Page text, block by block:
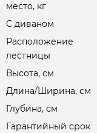
место, кг
С диваном
Расположение
лестницы
Высота, см
Длина/Ширина, см
Глубина, см
Гарантийный срок